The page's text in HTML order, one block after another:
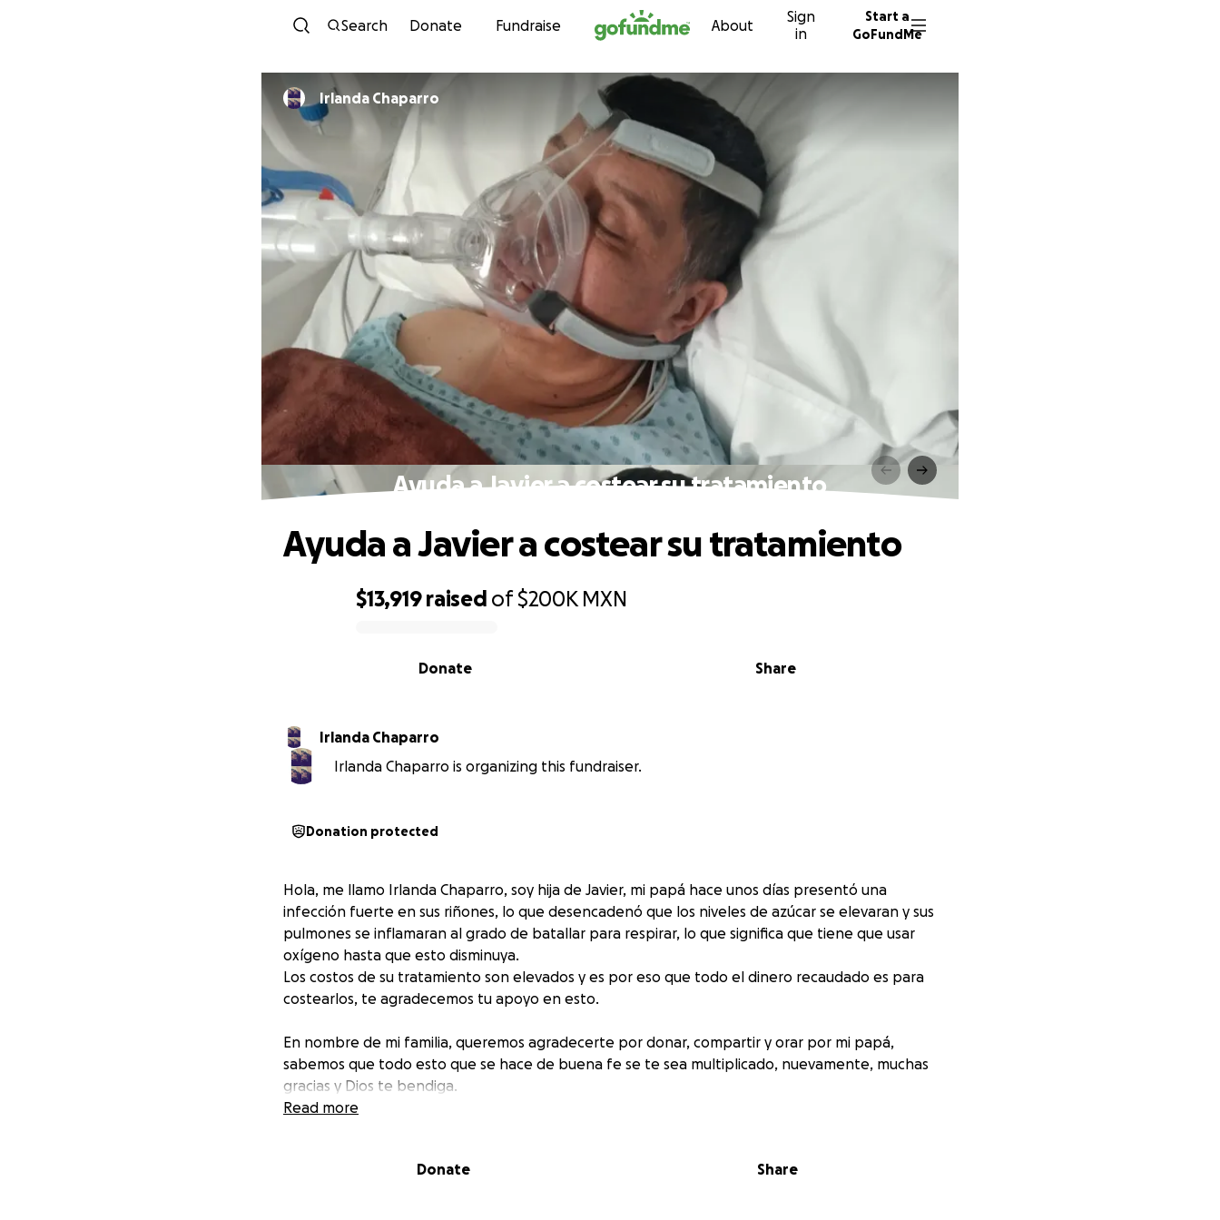
Skip to content
Search Donate Fundraise About
Sign
in
Start a
GoFundMe
Irlanda Chaparro
Ayuda a Javier a costear su tratamiento
$13,919 raised of$200K MXN
Share
Donate
Ayuda a Javier a costear su tratamiento
Irlanda Chaparro
Irlanda Chaparro is organizing this fundraiser.
Donation protected
Hola, me llamo Irlanda Chaparro, soy hija de Javier, mi papá hace unos días presentó una
infección fuerte en sus riñones, lo que desencadenó que los niveles de azúcar se elevaran y sus
pulmones se inflamaran al grado de batallar para respirar, lo que significa que tiene que usar
oxígeno hasta que esto disminuya.
Los costos de su tratamiento son elevados y es por eso que todo el dinero recaudado es para
costearlos, te agradecemos tu apoyo en esto.
En nombre de mi familia, queremos agradecerte por donar, compartir y orar por mi papá,
sabemos que todo esto que se hace de buena fe se te sea multiplicado, nuevamente, muchas
gracias y Dios te bendiga.
Read more
Donate Share